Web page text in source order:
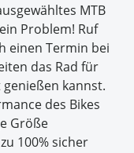
MTB
Problem! Ruf
einen Termin bei
das Rad für
kannst.
des Bikes
Größe
100% sicher